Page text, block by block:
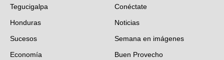
Tegucigalpa
Honduras
Sucesos
Economía
Conéctate
Noticias
Semana en imágenes
Buen Provecho